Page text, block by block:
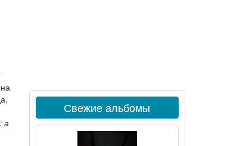
а
Свежие альбомы